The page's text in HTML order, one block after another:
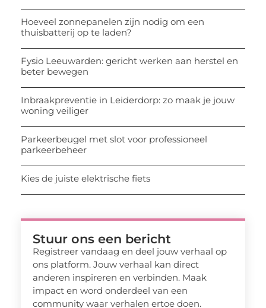
Hoeveel zonnepanelen zijn nodig om een
thuisbatterij op te laden?
Fysio Leeuwarden: gericht werken aan herstel en
beter bewegen
Inbraakpreventie in Leiderdorp: zo maak je jouw
woning veiliger
Parkeerbeugel met slot voor professioneel
parkeerbeheer
Kies de juiste elektrische fiets
Stuur ons een bericht
Registreer vandaag en deel jouw verhaal op
ons platform. Jouw verhaal kan direct
anderen inspireren en verbinden. Maak
impact en word onderdeel van een
community waar verhalen ertoe doen.